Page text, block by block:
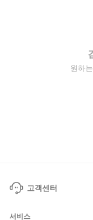
원하
고객센터
서비스